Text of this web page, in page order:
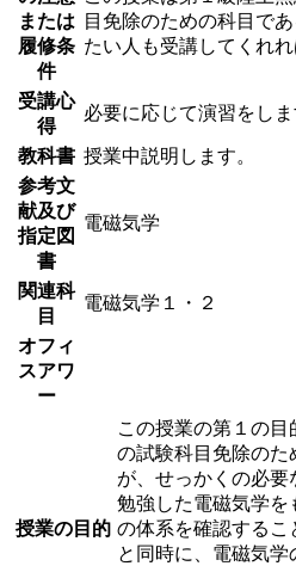
または
履修条
件
目免除のための科目で
たい人も受講してくれれ
受講心
得
必要に応じて演習をし
教科書 授業中説明します。
参考文
献及び
指定図
書
電磁気学
関連科
目
電磁気学１・２
オフィ
スアワ
ー
授業の目的
この授業の第１の
の試験科目免除のた
が、せっかくの必
勉強した電磁気学を
の体系を確認するこ
と同時に、電磁気